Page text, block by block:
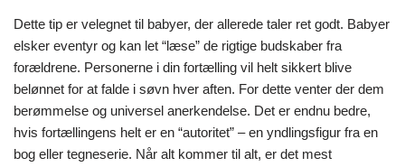
Dette tip er velegnet til babyer, der allerede taler ret godt. Babyer
elsker eventyr og kan let “læse” de rigtige budskaber fra
forældrene. Personerne i din fortælling vil helt sikkert blive
belønnet for at falde i søvn hver aften. For dette venter der dem
berømmelse og universel anerkendelse. Det er endnu bedre,
hvis fortællingens helt er en “autoritet” – en yndlingsfigur fra en
bog eller tegneserie. Når alt kommer til alt, er det mest